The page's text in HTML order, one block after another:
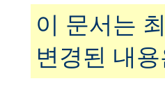
이 문서는
변경된 내